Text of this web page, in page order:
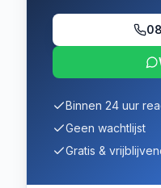
Binnen 24 uur
Geen wachtlijst
Gratis &